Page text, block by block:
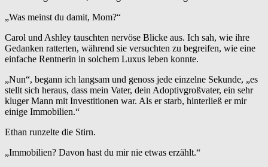
„Was meinst du damit, Mom?“
Carol und Ashley tauschten nervöse Blicke aus. Ich sah, wie ihre
Gedanken ratterten, während sie versuchten zu begreifen, wie eine
einfache Rentnerin in solchem Luxus leben konnte.
„Nun“, begann ich langsam und genoss jede einzelne Sekunde, „es
stellt sich heraus, dass mein Vater, dein Adoptivgroßvater, ein sehr
kluger Mann mit Investitionen war. Als er starb, hinterließ er mir
einige Immobilien.“
Ethan runzelte die Stirn.
„Immobilien? Davon hast du mir nie etwas erzählt.“